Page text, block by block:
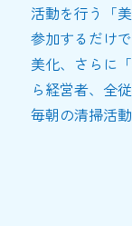
活動を行う「
参加するだけ
美化、さらに
ら経営者、全
毎朝の清掃活